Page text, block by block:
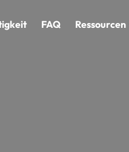
FAQ Ressourcen